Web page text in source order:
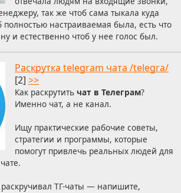
так же чтоб сама тыкала куда
настраиваемая была, есть что
и естественно чтоб у нее голос был.
Раскрутка telegram чата /telegra/
[2] >>
Как раскрутить чат в Телеграм?
Именно чат, а не канал.
Ищу практические рабочие советы,
стратегии и программы, которые
помогут привлечь реальных людей для
раскручивал ТГ-чаты — напишите,